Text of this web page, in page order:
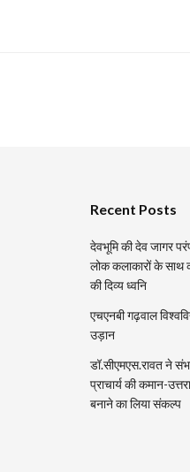
Recent Posts
देवभूमि की देव जागर
लोक कलाकारों के साथ
की दिव्य ध्वनि
एचएनबी गढ़वाल
उड़ान
डॉ.सीएमएस.रावत ने
प्राचार्य की कमान-
बनाने का लिया संकल्प